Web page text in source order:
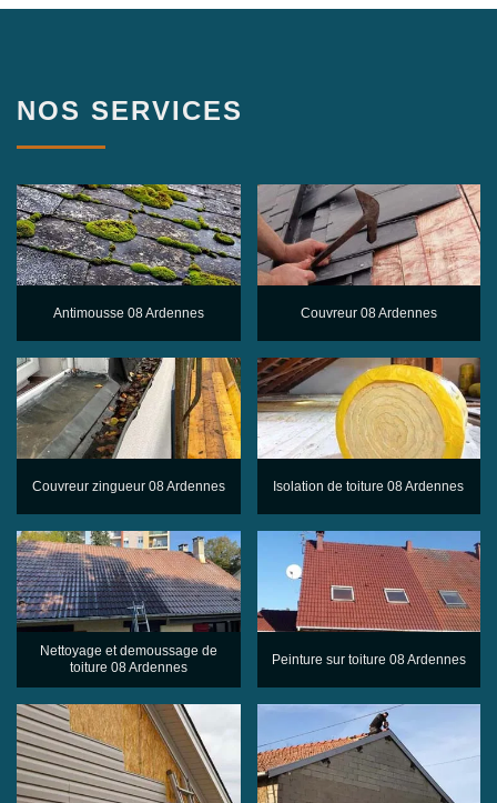
NOS SERVICES
Antimousse 08 Ardennes Couvreur 08 Ardennes
Couvreur zingueur 08 Ardennes Isolation de toiture 08 Ardennes
Nettoyage et demoussage de
toiture 08 Ardennes
Peinture sur toiture 08 Ardennes